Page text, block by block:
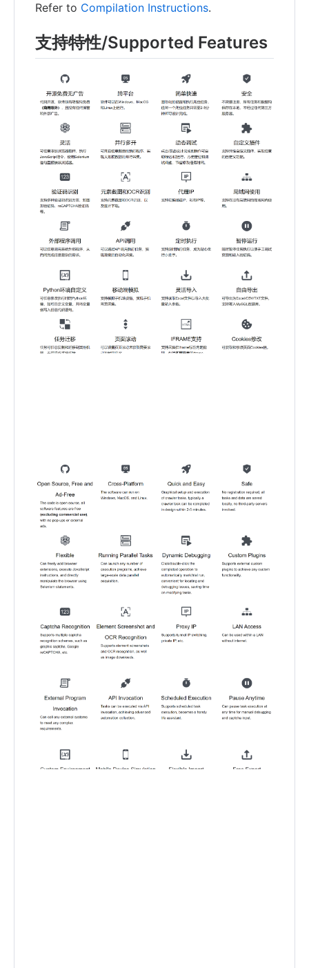
Refer to Compilation Instructions.
支持特性/Supported Features